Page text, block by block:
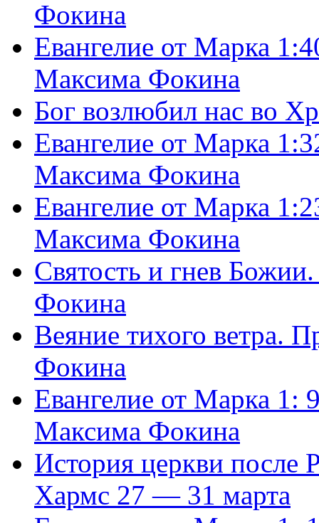
Фокина
Евангелие от Марка
Максима Фокина
Бог возлюбил нас во
Евангелие от Марка
Максима Фокина
Евангелие от Марка
Максима Фокина
Святость и гнев
Фокина
Веяние тихого ветра.
Фокина
Евангелие от Марка 1:
Максима Фокина
История церкви
Хармс 27 — 31 марта